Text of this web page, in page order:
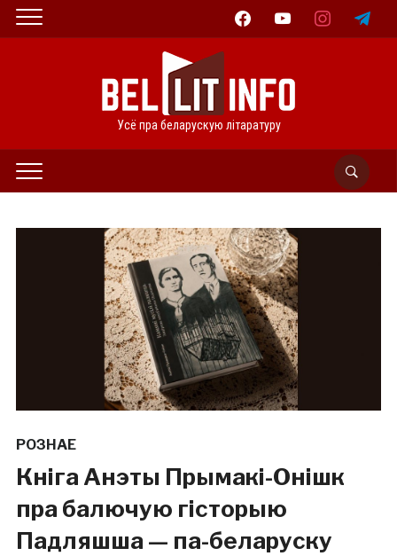
facebookyoutube instagramtelegram
Усё пра беларускую літаратуру
РОЗНАЕ
Кніга Анэты Прымакі-Онішк
пра балючую гісторыю
Падляшша — па-беларуску